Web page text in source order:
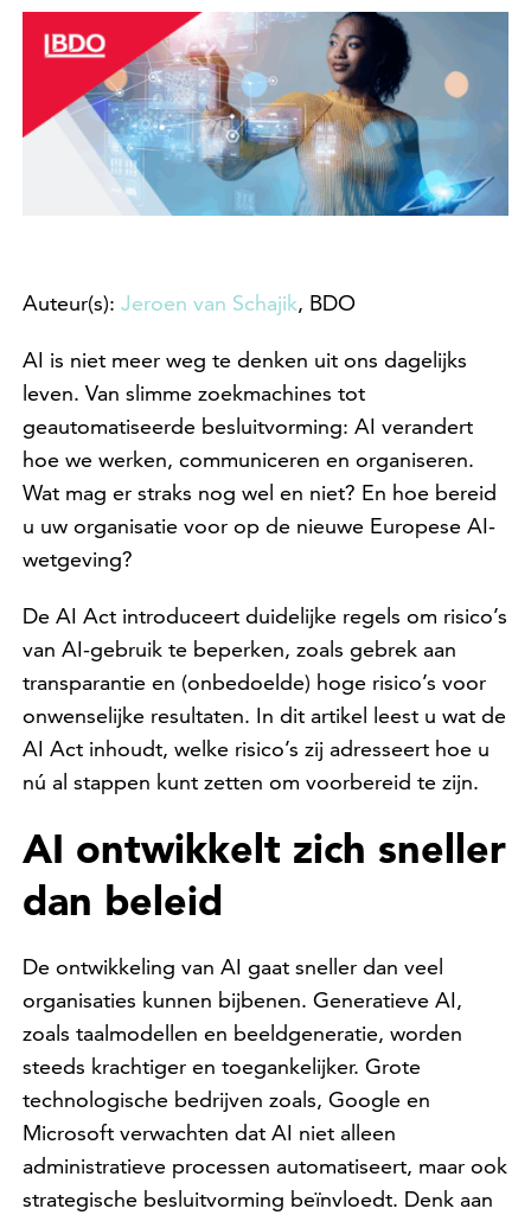
Auteur(s): Jeroen van Schajik, BDO
AI is niet meer weg te denken uit ons dagelijks
leven. Van slimme zoekmachines tot
geautomatiseerde besluitvorming: AI verandert
hoe we werken, communiceren en organiseren.
Wat mag er straks nog wel en niet? En hoe bereid
u uw organisatie voor op de nieuwe Europese AI-
wetgeving?
De AI Act introduceert duidelijke regels om risico’s
van AI-gebruik te beperken, zoals gebrek aan
transparantie en (onbedoelde) hoge risico’s voor
onwenselijke resultaten. In dit artikel leest u wat de
AI Act inhoudt, welke risico’s zij adresseert hoe u
nú al stappen kunt zetten om voorbereid te zijn.
AI ontwikkelt zich sneller
dan beleid
De ontwikkeling van AI gaat sneller dan veel
organisaties kunnen bijbenen. Generatieve AI,
zoals taalmodellen en beeldgeneratie, worden
steeds krachtiger en toegankelijker. Grote
technologische bedrijven zoals, Google en
Microsoft verwachten dat AI niet alleen
administratieve processen automatiseert, maar ook
strategische besluitvorming beïnvloedt. Denk aan